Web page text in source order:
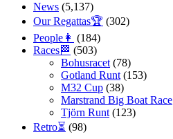
News (5,137)
Our Regattas🏆 (302)
People👩 (184)
Races🏁 (503)
Bohusracet (78)
Gotland Runt (153)
M32 Cup (38)
Marstrand Big Boat Race
Tjörn Runt (123)
Retro⏳ (98)